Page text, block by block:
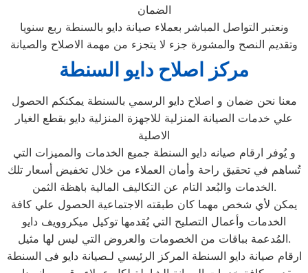
الضمان
ونعتبر التواصل المباشر بعملاء صيانة دايو بالسنطة ربع سنويا
وتقديم النصح والمشورة جزء لا يتجزء من مهمة الاصلاح والصيانة
مركز اصلاح دايو السنطة
معنا نحن ضمان و اصلاح دايو الرسمي بالسنطة يمكنكم الحصول
علي خدمات الصيانة المنزلية للاجهزة المنزلية دايو بقطع الغيار
الاصلية
و يُوفر ارقام صيانه دايو السنطة جميع الخدمات والمميزات التي
تُساهم في تحقيق راحة وأمان العملاء من خلال تخفيض أسعار تلك
الخدمات والبُعد التام عن التكاليف المالية باهظة الثمن.
يمكن لأي شخص مهما كان طبقته الاجتماعية الحصول علي كافة
الخدمات وأعمال التصليح التي يُقدمها توكيل ميكروويف دايو
المُدعمة بباقات من الخصومات والعروض التي ليس لها مثيل.
ارقام صيانة دايو السنطة المركز الرئيسي لـصيانة دايو فى السنطة